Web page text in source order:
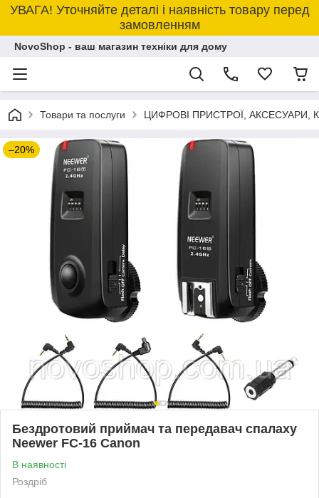
УВАГА! Уточняйте деталі і наявність товару перед
замовленням
NovoShop - ваш магазин техніки для дому
Товари та послуги ЦИФРОВІ ПРИСТРОЇ, АКСЕСУАРИ,
–20%
Бездротовий приймач та передавач спалаху
Neewer FC-16 Canon
В наявності
Роздріб